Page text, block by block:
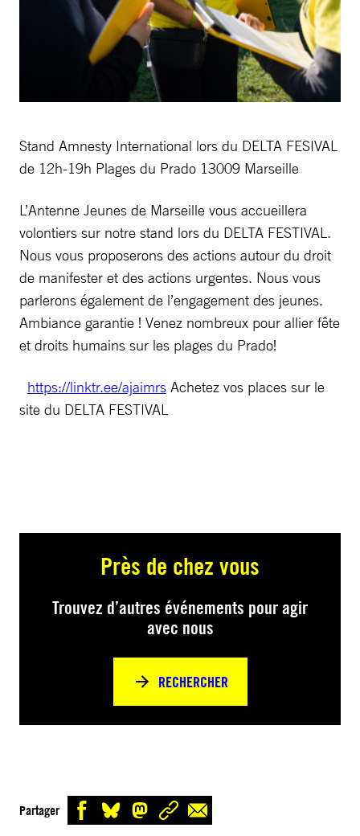
Stand Amnesty International lors du DELTA FESIVAL
de 12h-19h Plages du Prado 13009 Marseille
L’Antenne Jeunes de Marseille vous accueillera
volontiers sur notre stand lors du DELTA FESTIVAL.
Nous vous proposerons des actions autour du droit
de manifester et des actions urgentes. Nous vous
parlerons également de l’engagement des jeunes.
Ambiance garantie ! Venez nombreux pour allier fête
et droits humains sur les plages du Prado!
https://linktr.ee/ajaimrs Achetez vos places sur le
site du DELTA FESTIVAL
Près de chez vous
Trouvez d’autres événements pour agir
avec nous
RECHERCHER
Partager